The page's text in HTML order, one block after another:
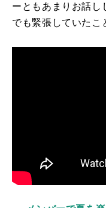
ーともあまりお話し
でも緊張していたこ